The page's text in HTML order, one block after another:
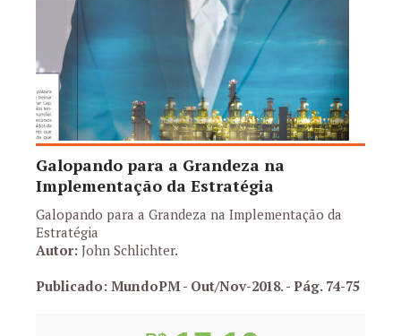
Galopando para a Grandeza na
Implementação da Estratégia
Galopando para a Grandeza na Implementação da
Estratégia
Autor: John Schlichter.
Publicado: MundoPM - Out/Nov-2018.- Pág. 74-75